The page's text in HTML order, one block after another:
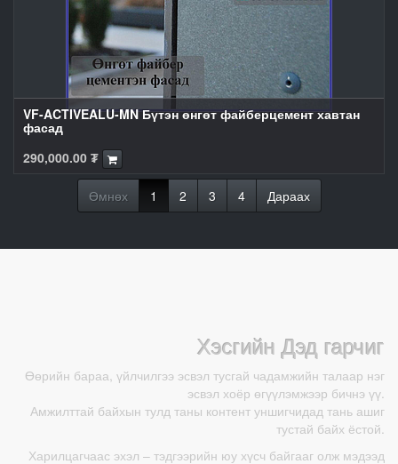
VF-ACTIVEALU-MN Бүтэн өнгөт файберцемент хавтан
фасад
290,000.00 ₮
Өмнөх 1 2 3 4 Дараах
Хэсгийн Дэд гарчиг
Өөрийн бараа, үйлчилгээ эсвэл тусгай чадамжийн талаар нэг
эсвэл хоёр өгүүлэмжээр бичнэ үү.
Амжилттай байхын тулд таны контент уншигчидад тань ашиг
тустай байх ёстой.
Харилцагчаас эхэл – тэдгээрийн юу хүсч байгааг олж мэдээд